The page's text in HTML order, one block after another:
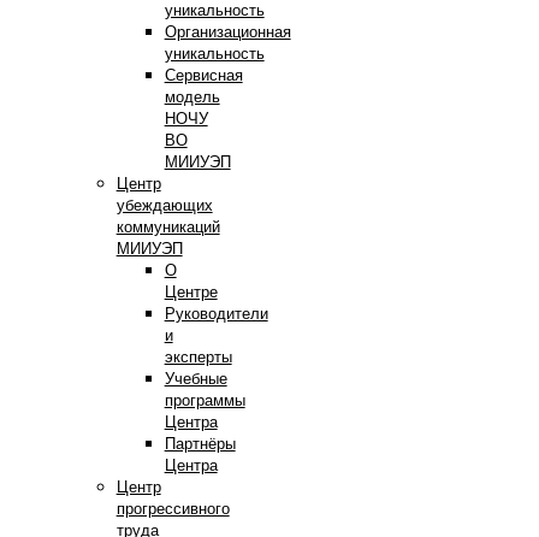
уникальность
Организационная
уникальность
Сервисная
модель
НОЧУ
ВО
МИИУЭП
Центр
убеждающих
коммуникаций
МИИУЭП
О
Центре
Руководители
и
эксперты
Учебные
программы
Центра
Партнёры
Центра
Центр
прогрессивного
труда